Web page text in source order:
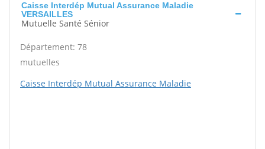
Caisse Interdép Mutual Assurance Maladie
VERSAILLES
Mutuelle Santé Sénior
Département: 78
mutuelles
Caisse Interdép Mutual Assurance Maladie